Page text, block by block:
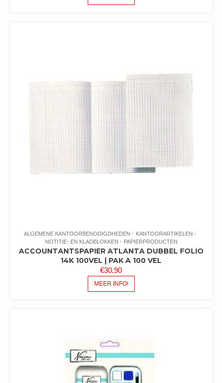
ALGEMENE KANTOORBENODIGDHEDEN
KANTOORARTIKELEN
NOTITIE- EN KLADBLOKKEN
PAPIERPRODUCTEN
ACCOUNTANTSPAPIER ATLANTA DUBBEL FOLIO
14K 100VEL | PAK A 100 VEL
€30,90
MEER INFO!